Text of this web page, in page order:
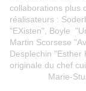
collaborations plus
réalisateurs :
"EXisten", Boyle
Martin Scorsese
Desplechin "Esther
originale du chef
Marie-Stuart